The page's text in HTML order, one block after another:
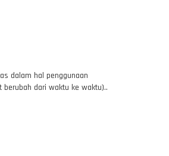
dalam hal penggunaan
dari waktu ke waktu)..